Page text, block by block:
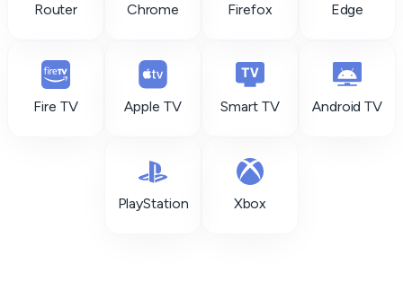
Router Chrome Firefox Edge
Fire TV Apple TV Smart TV Android TV
PlayStation Xbox